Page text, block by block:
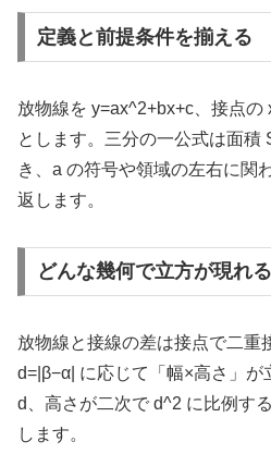
定義と前提条件を揃える
放物線を y=ax^2+bx+c、接点の
とします。三分の一公式は面積
き、a の符号や領域の左右に関
返します。
どんな幾何で立方が現れ
放物線と接線の差は接点で二重
d=|β−α| に応じて「幅×高さ」
d、高さが二次で d^2 に比例す
します。